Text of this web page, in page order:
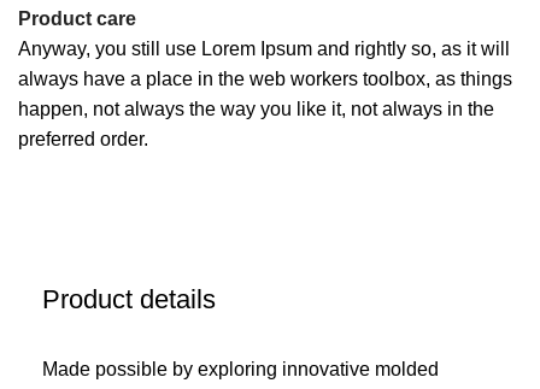
Product care
Anyway, you still use Lorem Ipsum and rightly so, as it will
always have a place in the web workers toolbox, as things
happen, not always the way you like it, not always in the
preferred order.
Product details
Made possible by exploring innovative molded